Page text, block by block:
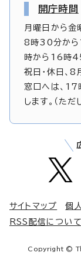
開庁時間
月曜日から金
8時30分から
時から16時
祝日・休日、
窓口へは、17
します。（た
サイトマップ 個
RSS配信について
Copyright ©